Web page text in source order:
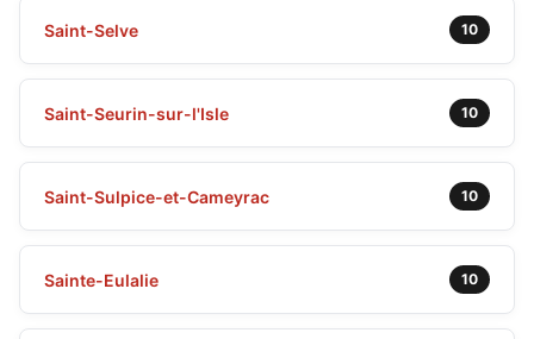
Saint-Selve 10
Saint-Seurin-sur-l'Isle 10
Saint-Sulpice-et-Cameyrac 10
Sainte-Eulalie 10